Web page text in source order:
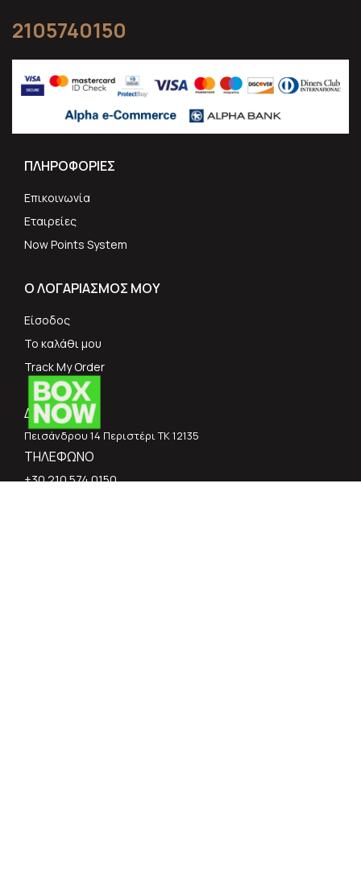
2105740150
ΠΛΗΡΟΦΟΡΙΕΣ
Επικοινωνία
Εταιρείες
Now Points System
Ο ΛΟΓΑΡΙΑΣΜΟΣ ΜΟΥ
Είσοδος
Το καλάθι μου
Track My Order
ΔΙΕΥΘΥΝΣΗ
Πεισάνδρου 14 Περιστέρι ΤΚ 12135
ΤΗΛΕΦΩΝΟ
+30 210 574 0150